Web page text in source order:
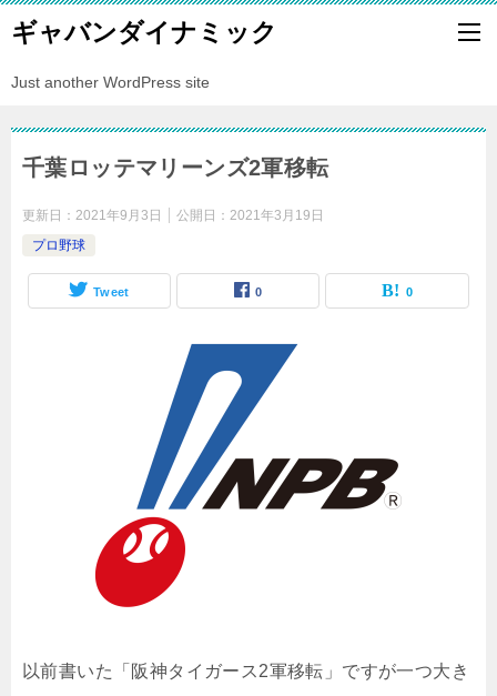
ギャバンダイナミック
Just another WordPress site
千葉ロッテマリーンズ2軍移転
更新日： 2021年9月3日 公開日： 2021年3月19日
プロ野球
Tweet 0 0
以前書いた「阪神タイガース2軍移転」ですが一つ大き